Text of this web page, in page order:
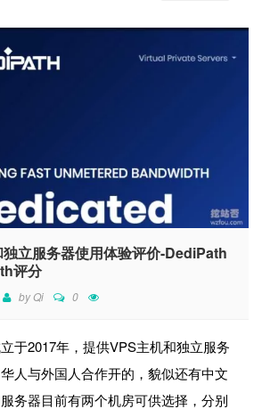
立服务器使用体验评价-DediPath
评分
byQi 0
于2017年，提供VPS主机和独立服务
人与外国人合作开的，貌似还有中文
务器目前有两个机房可供选择，分别